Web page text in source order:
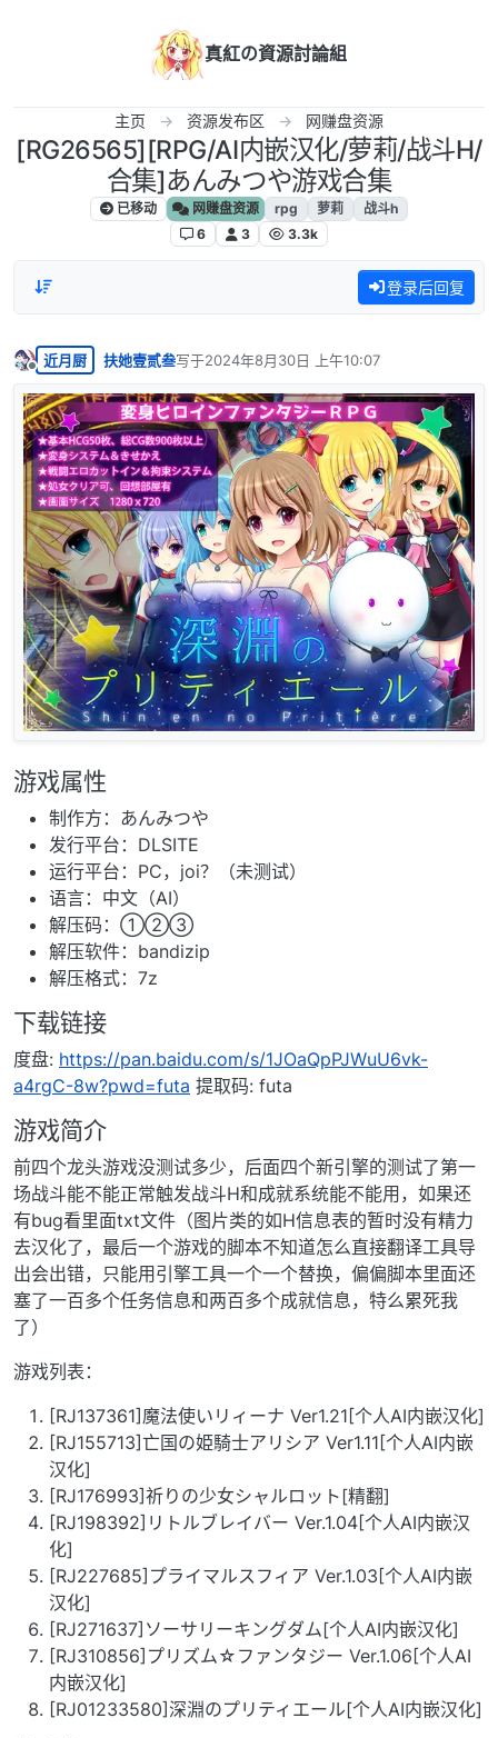
真紅の資源討論組
主页 资源发布区 网赚盘资源
[RG26565][RPG/AI内嵌汉化/萝莉/战斗H/
合集]あんみつや游戏合集
已移动 网赚盘资源 rpg 萝莉
战斗h
6
3 3.3k
登录后回复
离线
近月厨 扶她壹贰叁写于2024年8月30日 上午10:07
最后由 编辑
游戏属性
制作方：あんみつや
发行平台：DLSITE
运行平台：PC，joi？（未测试）
语言：中文（AI）
解压码：①②③
解压软件：bandizip
解压格式：7z
下载链接
度盘: https://pan.baidu.com/s/1JOaQpPJWuU6vk-
a4rgC-8w?pwd=futa 提取码: futa
游戏简介
前四个龙头游戏没测试多少，后面四个新引擎的测试了第一
场战斗能不能正常触发战斗H和成就系统能不能用，如果还
有bug看里面txt文件（图片类的如H信息表的暂时没有精力
去汉化了，最后一个游戏的脚本不知道怎么直接翻译工具导
出会出错，只能用引擎工具一个一个替换，偏偏脚本里面还
塞了一百多个任务信息和两百多个成就信息，特么累死我
了）
游戏列表：
[RJ137361]魔法使いリィーナ Ver1.21[个人AI内嵌汉化]
[RJ155713]亡国の姫騎士アリシア Ver1.11[个人AI内嵌
汉化]
[RJ176993]祈りの少女シャルロット[精翻]
[RJ198392]リトルブレイバー Ver.1.04[个人AI内嵌汉
化]
[RJ227685]プライマルスフィア Ver.1.03[个人AI内嵌
汉化]
[RJ271637]ソーサリーキングダム[个人AI内嵌汉化]
[RJ310856]プリズム☆ファンタジー Ver.1.06[个人AI
内嵌汉化]
[RJ01233580]深淵のプリティエール[个人AI内嵌汉化]